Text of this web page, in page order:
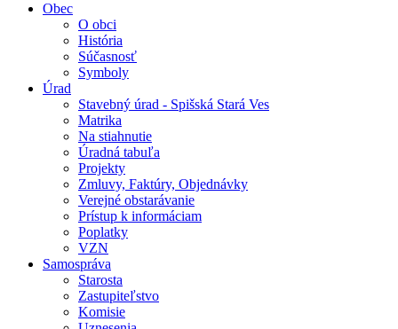
Obec
O obci
História
Súčasnosť
Symboly
Úrad
Stavebný úrad - Spišská Stará Ves
Matrika
Na stiahnutie
Úradná tabuľa
Projekty
Zmluvy, Faktúry, Objednávky
Verejné obstarávanie
Prístup k informáciam
Poplatky
VZN
Samospráva
Starosta
Zastupiteľstvo
Komisie